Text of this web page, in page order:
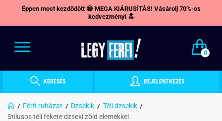
Éppen most kezdődött 😁 MEGA KIÁRUSÍTÁS! Vásárolj 70%-os
kedvezményl 🔝
0
KERESÉS BEJELENTKEZÉS
Férfi ruházat Dzsekik
Téli dzsekik
Stílusos téli fekete dzseki zöld elemekkel